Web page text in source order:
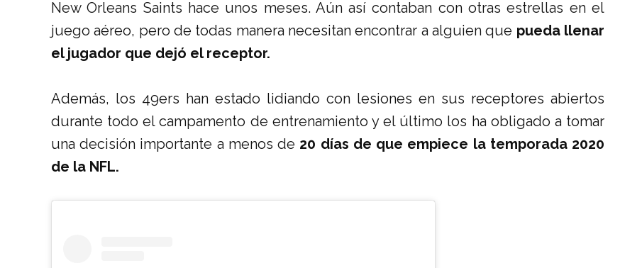
New Orleans Saints hace unos meses. Aún así contaban con otras estrellas en el
juego aéreo, pero de todas manera necesitan encontrar a alguien que pueda llenar
el jugador que dejó el receptor.
Además, los 49ers han estado lidiando con lesiones en sus receptores abiertos
durante todo el campamento de entrenamiento y el último los ha obligado a tomar
una decisión importante a menos de 20 días de que empiece la temporada 2020
de la NFL.